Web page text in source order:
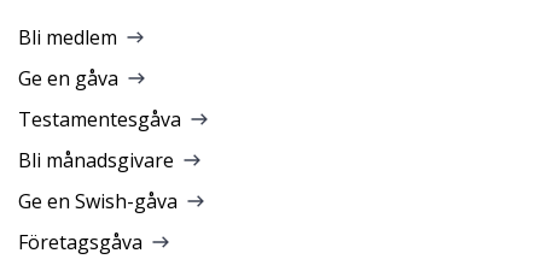
Bli medlem
Ge en gåva
Testamentesgåva
Bli månadsgivare
Ge en Swish-gåva
Företagsgåva